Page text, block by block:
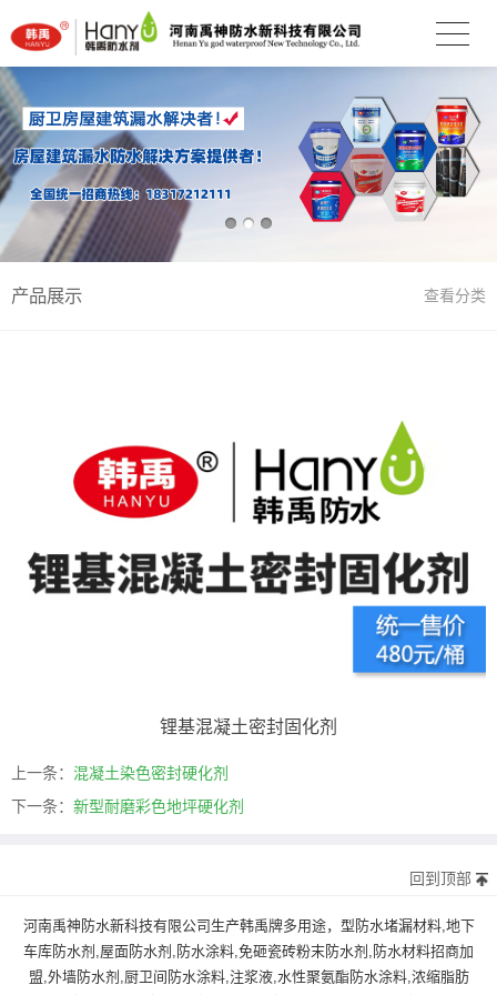
产品展示 查看分类
锂基混凝土密封固化剂
上一条： 混凝土染色密封硬化剂
下一条： 新型耐磨彩色地坪硬化剂
回到顶部
河南禹神防水新科技有限公司生产韩禹牌多用途，型防水堵漏材料,地下
车库防水剂,屋面防水剂,防水涂料,免砸瓷砖粉末防水剂,防水材料招商加
盟,外墙防水剂,厨卫间防水涂料,注浆液,水性聚氨酯防水涂料,浓缩脂肪